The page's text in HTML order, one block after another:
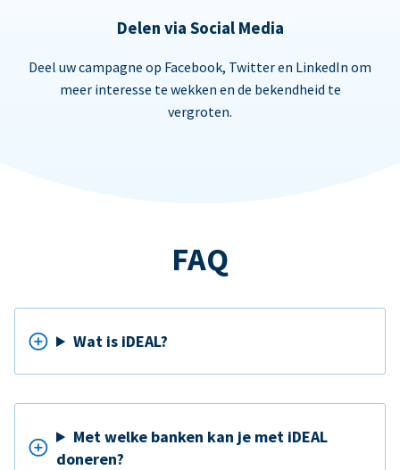
Delen via Social Media
Deel uw campagne op Facebook, Twitter en LinkedIn om
meer interesse te wekken en de bekendheid te
vergroten.
FAQ
Wat is iDEAL?
Met welke banken kan je met iDEAL
doneren?